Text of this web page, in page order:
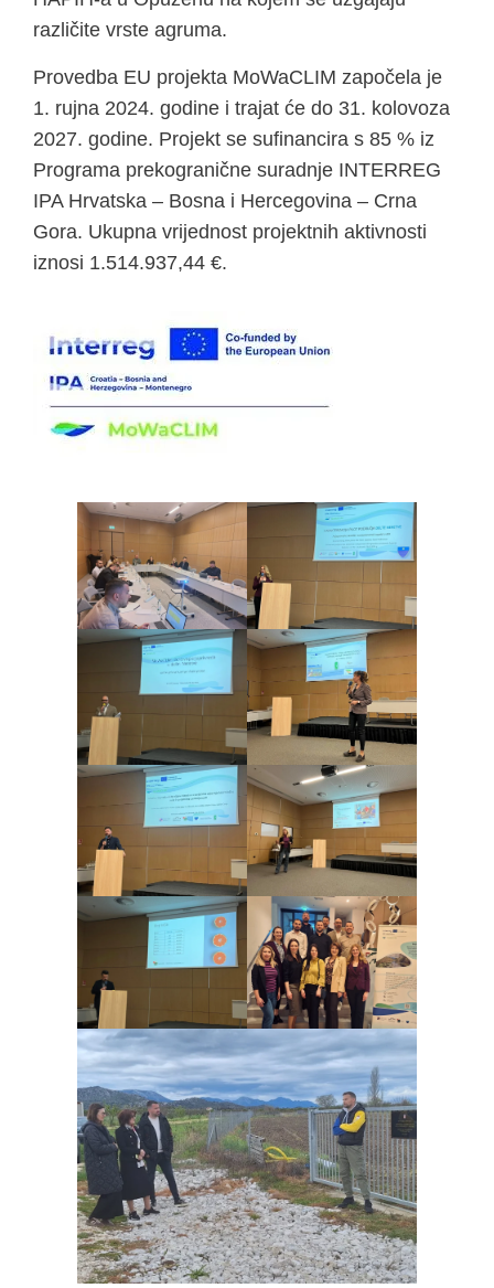
različite vrste agruma.
Provedba EU projekta MoWaCLIM započela je
1. rujna 2024. godine i trajat će do 31. kolovoza
2027. godine. Projekt se sufinancira s 85 % iz
Programa prekogranične suradnje INTERREG
IPA Hrvatska – Bosna i Hercegovina – Crna
Gora. Ukupna vrijednost projektnih aktivnosti
iznosi 1.514.937,44 €.